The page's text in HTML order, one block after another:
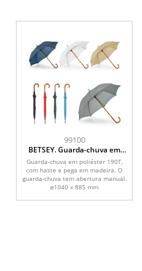
99100
BETSEY. Guarda-chuva em
poliéster 190T
Guarda-chuva em poliéster 190T,
com haste e pega em madeira. O
guarda-chuva tem abertura manual.
ø1040 x 885 mm